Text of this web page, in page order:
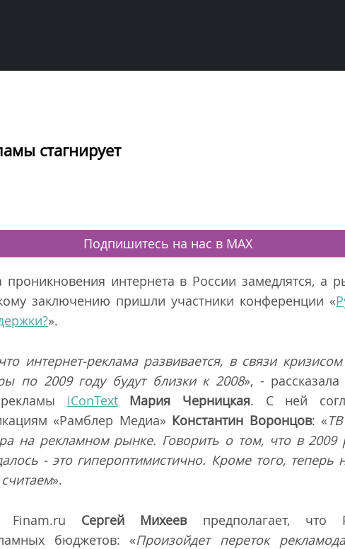
стагнирует
Подпишитесь на нас в MAX
интернета в России замедлятся, а
заключению пришли участники конференции «
».
интернет-реклама развивается, в связи
по 2009 году будут близки к 2008», -
рекламы iConText Мария Черницкая. С ней
«Рамблер Медиа» Константин Воронцов: «
на рекламном рынке. Говорить о том, что в 2009
- это гипероптимистично. Кроме того, теперь
».
Finam.ru Сергей Михеев предполагает, что
бюджетов: «Произойдет переток